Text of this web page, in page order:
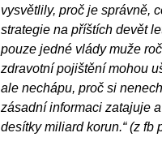
vysvětlily, proč je správně,
strategie na příštích devět
pouze jedné vlády muže
zdravotní pojištění mohou
ale nechápu, proč si
zásadní informaci zatajuje
desítky miliard korun.“ (z fb